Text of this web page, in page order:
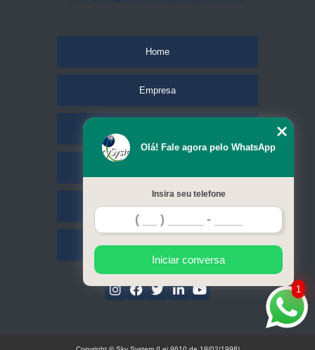
Home
Empresa
Contato
Mapa do site
1
Olá! Fale agora pelo WhatsApp
Insira seu telefone
Iniciar conversa